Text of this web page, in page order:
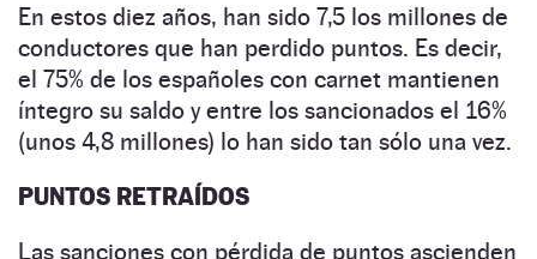
En estos diez años, han sido 7,5 los millones de
conductores que han perdido puntos. Es decir,
el 75% de los españoles con carnet mantienen
íntegro su saldo y entre los sancionados el 16%
(unos 4,8 millones) lo han sido tan sólo una vez.
PUNTOS RETRAÍDOS
Las sanciones con pérdida de puntos ascienden